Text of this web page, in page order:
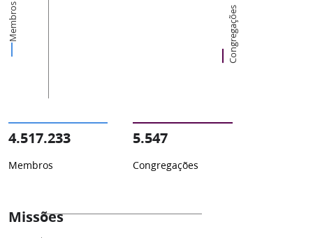
Membros Congregações
4.517.233
Membros
5.547
Congregações
Missões